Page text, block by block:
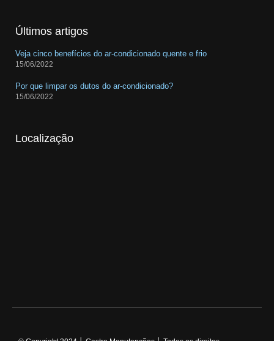
Últimos artigos
Veja cinco benefícios do ar-condicionado quente e frio
15/06/2022
Por que limpar os dutos do ar-condicionado?
15/06/2022
Localização